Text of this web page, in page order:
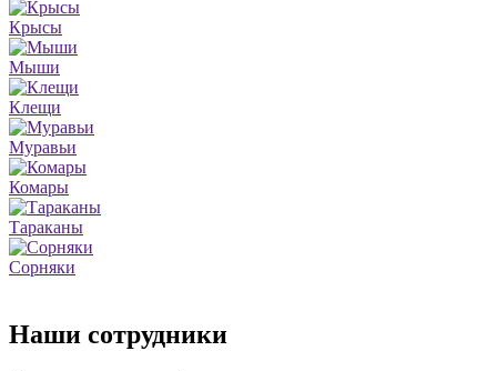
Крысы
Мыши
Клещи
Муравьи
Комары
Тараканы
Сорняки
Наши сотрудники